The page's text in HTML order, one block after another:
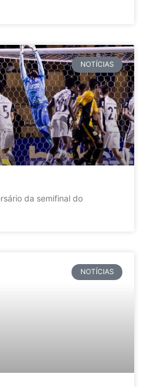
NOTÍCIAS
da semifinal do
NOTÍCIAS